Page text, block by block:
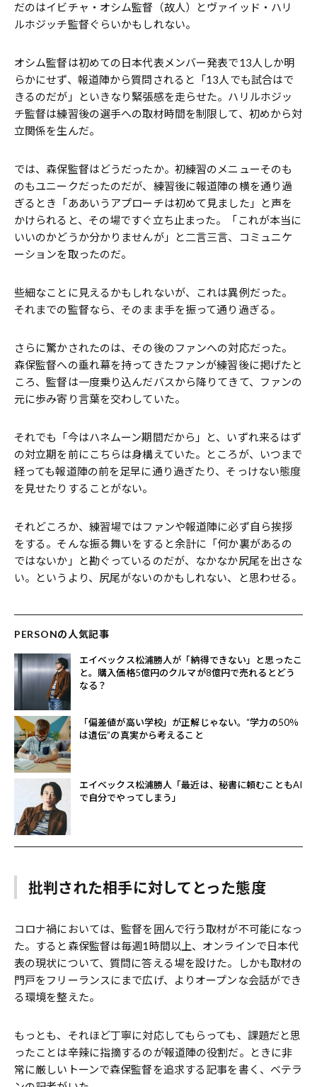
だのはイビチャ・オシム監督（故人）とヴァイッド・ハリ
ルホジッチ監督ぐらいかもしれない。
オシム監督は初めての日本代表メンバー発表で13人しか明
らかにせず、報道陣から質問されると「13人でも試合はで
きるのだが」といきなり緊張感を走らせた。ハリルホジッ
チ監督は練習後の選手への取材時間を制限して、初めから対
立関係を生んだ。
では、森保監督はどうだったか。初練習のメニューそのも
のもユニークだったのだが、練習後に報道陣の横を通り過
ぎるとき「ああいうアプローチは初めて見ました」と声を
かけられると、その場ですぐ立ち止まった。「これが本当に
いいのかどうか分かりませんが」と二言三言、コミュニケ
ーションを取ったのだ。
些細なことに見えるかもしれないが、これは異例だった。
それまでの監督なら、そのまま手を振って通り過ぎる。
さらに驚かされたのは、その後のファンへの対応だった。
森保監督への垂れ幕を持ってきたファンが練習後に掲げたと
ころ、監督は一度乗り込んだバスから降りてきて、ファンの
元に歩み寄り言葉を交わしていた。
それでも「今はハネムーン期間だから」と、いずれ来るはず
の対立期を前にこちらは身構えていた。ところが、いつまで
経っても報道陣の前を足早に通り過ぎたり、そっけない態度
を見せたりすることがない。
それどころか、練習場ではファンや報道陣に必ず自ら挨拶
をする。そんな振る舞いをすると余計に「何か裏があるの
ではないか」と勘ぐっているのだが、なかなか尻尾を出さな
い。というより、尻尾がないのかもしれない、と思わせる。
PERSONの人気記事
エイベックス松浦勝人が「納得できない」と思ったこ
と。購入価格5億円のクルマが8億円で売れるとどう
なる？
「偏差値が高い学校」が正解じゃない。“学力の50％
は遺伝”の真実から考えること
エイベックス松浦勝人「最近は、秘書に頼むこともAI
で自分でやってしまう」
批判された相手に対してとった態度
コロナ禍においては、監督を囲んで行う取材が不可能になっ
た。すると森保監督は毎週1時間以上、オンラインで日本代
表の現状について、質問に答える場を設けた。しかも取材の
門戸をフリーランスにまで広げ、よりオープンな会話ができ
る環境を整えた。
もっとも、それほど丁寧に対応してもらっても、課題だと思
ったことは辛辣に指摘するのが報道陣の役割だ。ときに非
常に厳しいトーンで森保監督を追求する記事を書く、ベテラ